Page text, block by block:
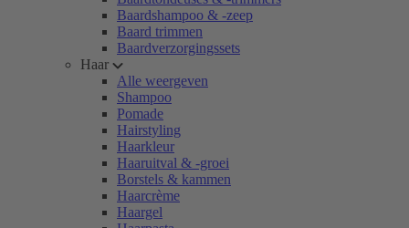
Baardshampoo & -zeep
Baard trimmen
Baardverzorgingssets
Haar
Alle weergeven
Shampoo
Pomade
Hairstyling
Haarkleur
Haaruitval & -groei
Borstels & kammen
Haarcrème
Haargel